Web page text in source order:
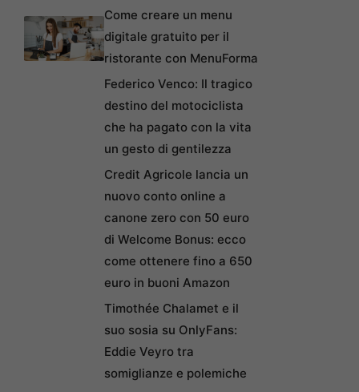
Come creare un menu
digitale gratuito per il
ristorante con MenuForma
Federico Venco: Il tragico
destino del motociclista
che ha pagato con la vita
un gesto di gentilezza
Credit Agricole lancia un
nuovo conto online a
canone zero con 50 euro
di Welcome Bonus: ecco
come ottenere fino a 650
euro in buoni Amazon
Timothée Chalamet e il
suo sosia su OnlyFans:
Eddie Veyro tra
somiglianze e polemiche